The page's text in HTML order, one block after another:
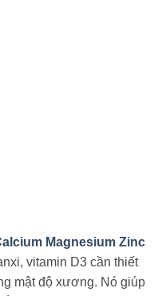
Magnesium Zinc
vitamin D3 cần thiết
mật độ xương. Nó giúp